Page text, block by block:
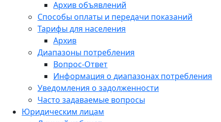
Архив объявлений
Способы оплаты и передачи показаний
Тарифы для населения
Архив
Диапазоны потребления
Вопрос-Ответ
Информация о диапазонах потребления
Уведомления о задолженности
Часто задаваемые вопросы
Юридическим лицам